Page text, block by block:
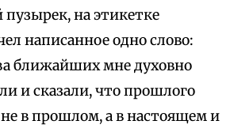
на этикетке
написанное одно слово:
ближайших мне духовно
и сказали, что прошлого
в прошлом, а в настоящем и